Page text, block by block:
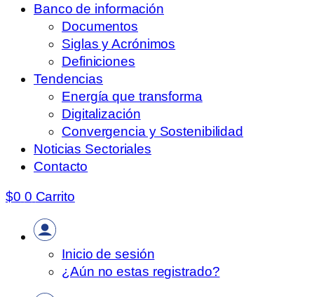
Banco de información
Documentos
Siglas y Acrónimos
Definiciones
Tendencias
Energía que transforma
Digitalización
Convergencia y Sostenibilidad
Noticias Sectoriales
Contacto
$0 0 Carrito
Inicio de sesión
¿Aún no estas registrado?